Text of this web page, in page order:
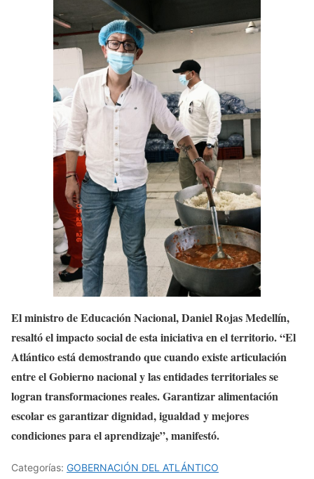
El ministro de Educación Nacional, Daniel Rojas Medellín,
resaltó el impacto social de esta iniciativa en el territorio. “El
Atlántico está demostrando que cuando existe articulación
entre el Gobierno nacional y las entidades territoriales se
logran transformaciones reales. Garantizar alimentación
escolar es garantizar dignidad, igualdad y mejores
condiciones para el aprendizaje”, manifestó.
Categorías: GOBERNACIÓN DEL ATLÁNTICO